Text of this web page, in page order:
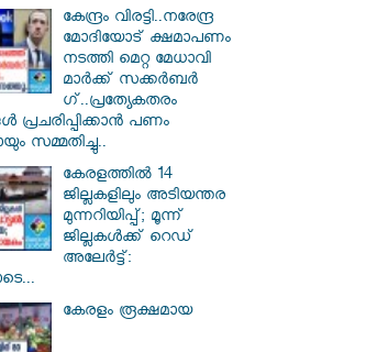
കേന്ദ്രം വിരട്ടി..നരേന്ദ്ര
മോദിയോട് ക്ഷമാപണം
നടത്തി മെറ്റ മേധാവി
മാർക്ക് സക്കർബർ​
ഗ്..പ്രത്യേകതരം
പ്രചരിപ്പിക്കാൻ പണം
സമ്മതിച്ചു..
കേരളത്തിൽ 14
ജില്ലകളിലും അടിയന്തര
മുന്നറിയിപ്പ്; മൂന്ന്
ജില്ലകൾക്ക് റെഡ്
അലേർട്ട്:
കേരളം രൂക്ഷമായ